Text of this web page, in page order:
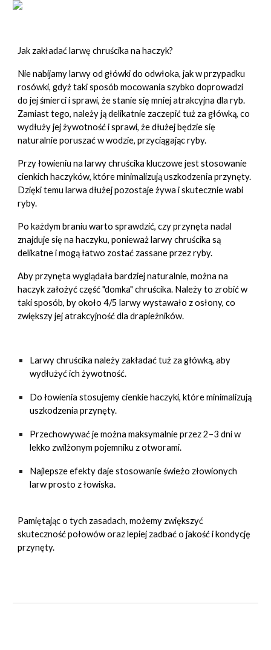
Jak zakładać larwę chruścika na haczyk?
Nie nabijamy larwy od główki do odwłoka, jak w przypadku
rosówki, gdyż taki sposób mocowania szybko doprowadzi
do jej śmierci i sprawi, że stanie się mniej atrakcyjna dla ryb.
Zamiast tego, należy ją delikatnie zaczepić tuż za główką, co
wydłuży jej żywotność i sprawi, że dłużej będzie się
naturalnie poruszać w wodzie, przyciągając ryby.
Przy łowieniu na larwy chruścika kluczowe jest stosowanie
cienkich haczyków, które minimalizują uszkodzenia przynęty.
Dzięki temu larwa dłużej pozostaje żywa i skutecznie wabi
ryby.
Po każdym braniu warto sprawdzić, czy przynęta nadal
znajduje się na haczyku, ponieważ larwy chruścika są
delikatne i mogą łatwo zostać zassane przez ryby.
Aby przynęta wyglądała bardziej naturalnie, można na
haczyk założyć część "domka" chruścika. Należy to zrobić w
taki sposób, by około 4/5 larwy wystawało z osłony, co
zwiększy jej atrakcyjność dla drapieżników.
Larwy chruścika należy zakładać tuż za główką, aby
wydłużyć ich żywotność.
Do łowienia stosujemy cienkie haczyki, które minimalizują
uszkodzenia przynęty.
Przechowywać je można maksymalnie przez 2–3 dni w
lekko zwilżonym pojemniku z otworami.
Najlepsze efekty daje stosowanie świeżo złowionych
larw prosto z łowiska.
Pamiętając o tych zasadach, możemy zwiększyć
skuteczność połowów oraz lepiej zadbać o jakość i kondycję
przynęty.